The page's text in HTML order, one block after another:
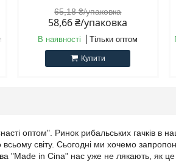
65,18 ₴/упаковка
58,66 ₴/упаковка
В наявності Тільки оптом
Купити
оптом". Ринок рибальських гачків в
всьому світу. Сьогодні ми хочемо
"Made in Cina" нас уже не лякають, як